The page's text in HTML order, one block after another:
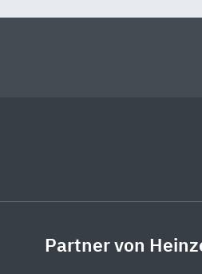
Partner von